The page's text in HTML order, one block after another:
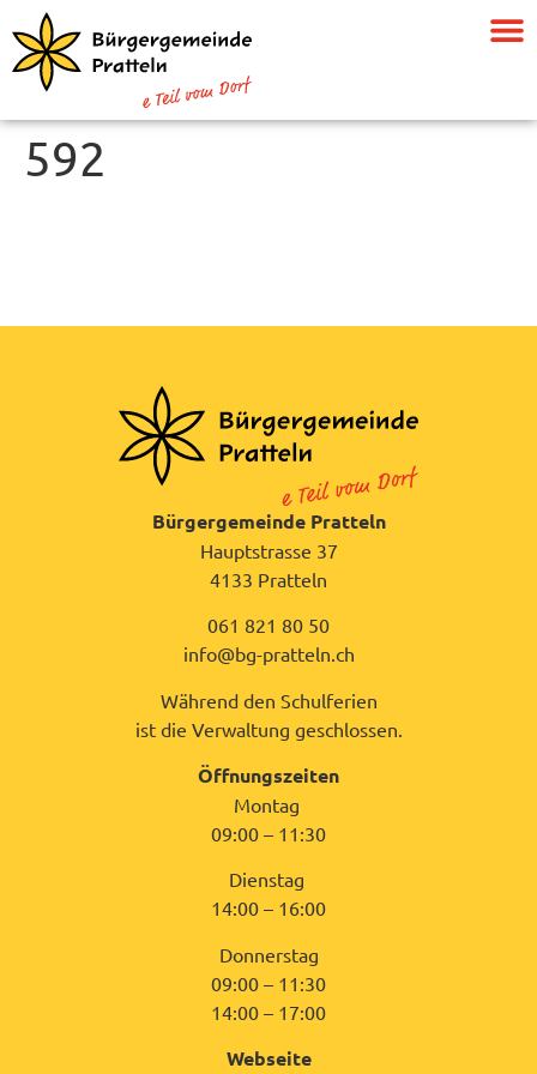
592
Bürgergemeinde Pratteln
Hauptstrasse 37
4133 Pratteln
061 821 80 50
info@bg-pratteln.ch
Während den Schulferien
ist die Verwaltung geschlossen.
Öffnungszeiten
Montag
09:00 – 11:30
Dienstag
14:00 – 16:00
Donnerstag
09:00 – 11:30
14:00 – 17:00
Webseite